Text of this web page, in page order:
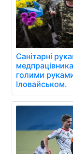
Санітарні
голими
Іловайськом.